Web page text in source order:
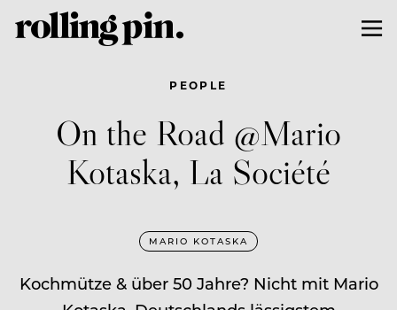
PEOPLE
On the Road @Mario
Kotaska, La Société
MARIO KOTASKA
Kochmütze & über 50 Jahre? Nicht mit Mario